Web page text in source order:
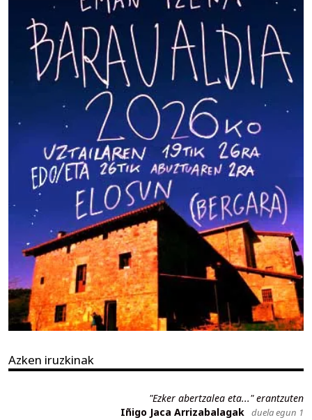
Azken iruzkinak
"Ezker abertzalea eta..." erantzuten
Iñigo Jaca Arrizabalagak duela egun 1